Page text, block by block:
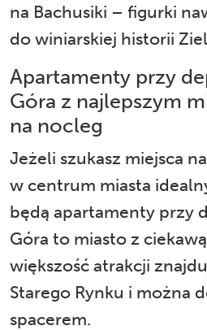
na Bachusiki – figurki
do winiarskiej historii
Apartamenty przy
Góra z najlepszym
na nocleg
Jeżeli szukasz miejsca
w centrum miasta
będą apartamenty przy
Góra to miasto z
większość atrakcji
Starego Rynku i można
spacerem.